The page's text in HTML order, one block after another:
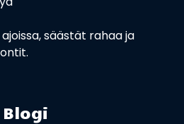
säästät rahaa ja
Blogi